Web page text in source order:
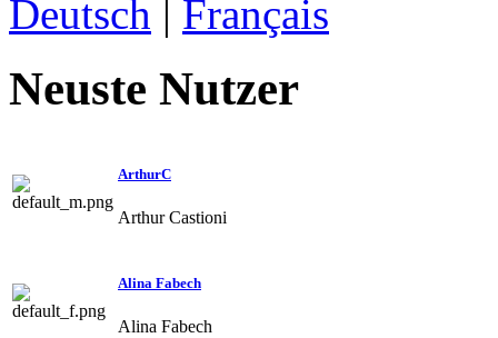
Deutsch | Français
Neuste Nutzer
ArthurC
Arthur Castioni
Alina Fabech
Alina Fabech